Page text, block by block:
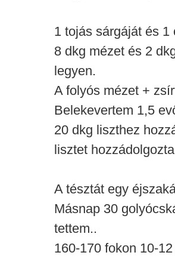
1 tojás sárgáját és
8 dkg mézet és 2
legyen.
A folyós mézet +
Belekevertem 1,5
20 dkg liszthez
lisztet
A tésztát egy
Másnap 30
tettem..
160-170 fokon 10-